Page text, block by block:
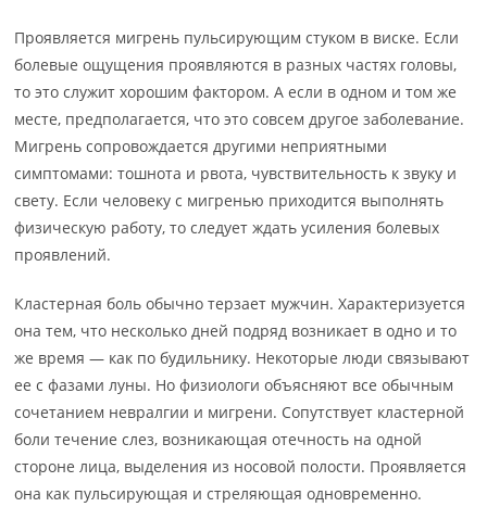
Проявляется мигрень пульсирующим стуком в виске. Если
болевые ощущения проявляются в разных частях головы,
то это служит хорошим фактором. А если в одном и том же
месте, предполагается, что это совсем другое заболевание.
Мигрень сопровождается другими неприятными
симптомами: тошнота и рвота, чувствительность к звуку и
свету. Если человеку с мигренью приходится выполнять
физическую работу, то следует ждать усиления болевых
проявлений.
Кластерная боль обычно терзает мужчин. Характеризуется
она тем, что несколько дней подряд возникает в одно и то
же время — как по будильнику. Некоторые люди связывают
ее с фазами луны. Но физиологи объясняют все обычным
сочетанием невралгии и мигрени. Сопутствует кластерной
боли течение слез, возникающая отечность на одной
стороне лица, выделения из носовой полости. Проявляется
она как пульсирующая и стреляющая одновременно.